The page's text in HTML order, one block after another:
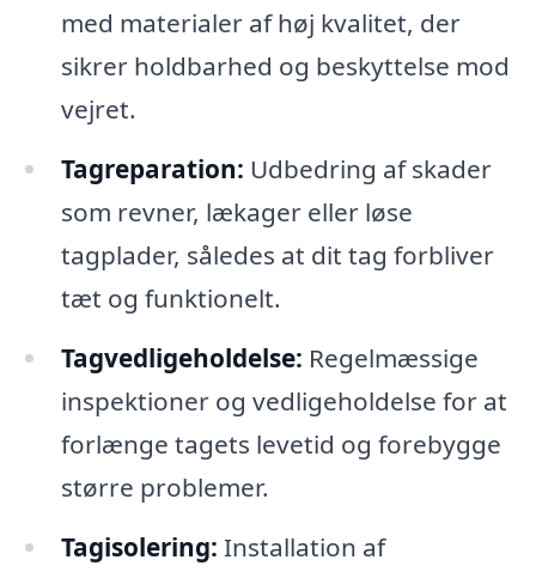
med materialer af høj kvalitet, der
sikrer holdbarhed og beskyttelse mod
vejret.
Tagreparation: Udbedring af skader
som revner, lækager eller løse
tagplader, således at dit tag forbliver
tæt og funktionelt.
Tagvedligeholdelse: Regelmæssige
inspektioner og vedligeholdelse for at
forlænge tagets levetid og forebygge
større problemer.
Tagisolering: Installation af